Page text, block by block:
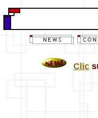
Clic